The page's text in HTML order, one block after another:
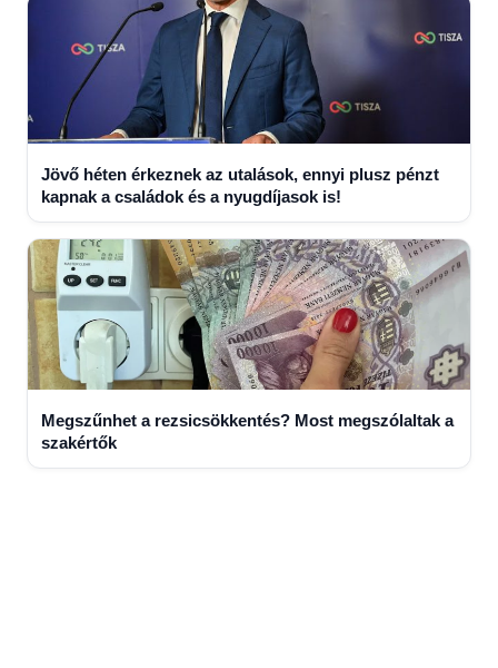
Jövő héten érkeznek az utalások, ennyi plusz pénzt
kapnak a családok és a nyugdíjasok is!
Megszűnhet a rezsicsökkentés? Most megszólaltak a
szakértők